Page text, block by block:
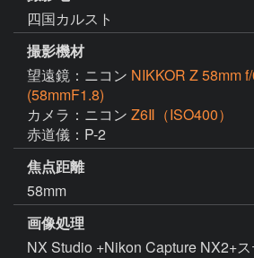
四国カルスト
撮影機材
望遠鏡：ニコン NIKKOR Z 58mm
(58mmF1.8)
カメラ：ニコン Z6Ⅱ（ISO400）
赤道儀：P-2
焦点距離
58mm
画像処理
NX Studio +Nikon Capture NX2+